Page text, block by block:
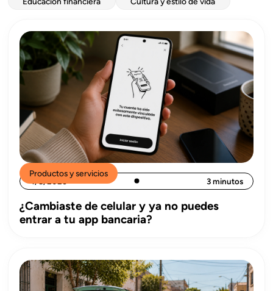
Productos y servicios
3 minutos
¿Cambiaste de celular y ya no puedes
entrar a tu app bancaria?